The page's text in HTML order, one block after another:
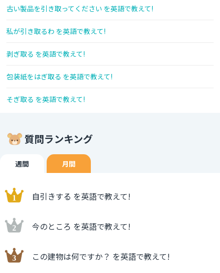
古い製品を引き取ってください を英語で教えて!
私が引き取るわ を英語で教えて!
剥ぎ取る を英語で教えて!
包装紙をはぎ取る を英語で教えて!
そぎ取る を英語で教えて!
質問ランキング
週間 月間
自引きする を英語で教えて!
今のところ を英語で教えて!
この建物は何ですか？ を英語で教えて!